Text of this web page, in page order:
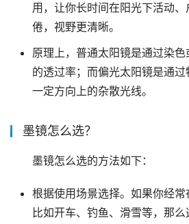
用，让你长时间在阳光下活动
倦，视野更清晰。
原理上，普通太阳镜是通过染
的透过率；而偏光太阳镜是通
一定方向上的杂散光线。
墨镜怎么选？
墨镜怎么选的方法如下：
根据使用场景选择。如果你经常
比如开车、钓鱼、滑雪等，那